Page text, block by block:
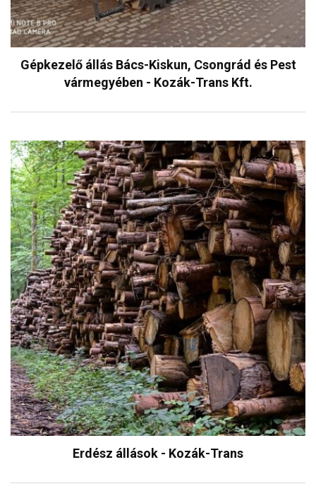
Gépkezelő állás Bács-Kiskun, Csongrád és Pest
vármegyében - Kozák-Trans Kft.
Erdész állások - Kozák-Trans